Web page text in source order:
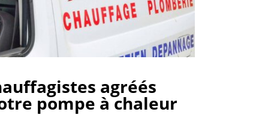
agréés
pompe à chaleur